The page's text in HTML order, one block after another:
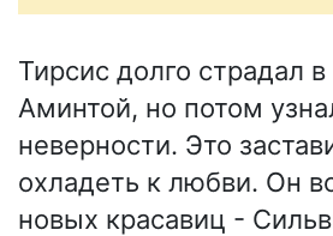
Тирсис долго страдал в
Аминтой, но потом
неверности. Это
охладеть к любви. Он
новых красавиц -